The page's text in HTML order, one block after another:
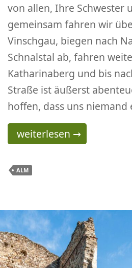
von allen, Ihre Schwester
gemeinsam fahren wir
Vinschgau, biegen nach
Schnalstal ab, fahren
Katharinaberg und bis
Straße ist äußerst
hoffen, dass uns
Rund-Wanderung
weiterlesen →
ALM